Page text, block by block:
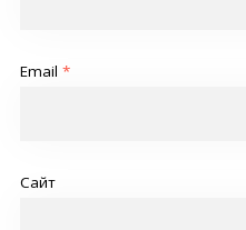
Email *
Сайт